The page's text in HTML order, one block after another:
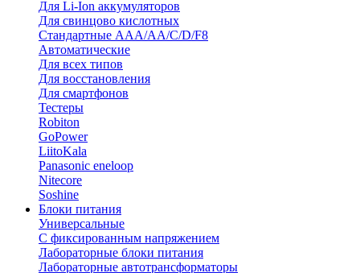
Для Li-Ion аккумуляторов
Для свинцово кислотных
Стандартные ААА/АА/С/D/F8
Автоматические
Для всех типов
Для восстановления
Для смартфонов
Тестеры
Robiton
GoPower
LiitoKala
Panasonic eneloop
Nitecore
Soshine
Блоки питания
Универсальные
C фиксированным напряжением
Лабораторные блоки питания
Лабораторные автотрансформаторы